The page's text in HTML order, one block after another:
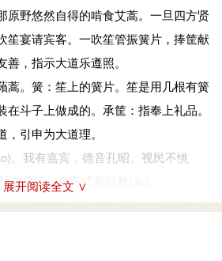
原野悠然自得的啃食艾蒿。一旦四方贤
笙宴请宾客。一吹笙管振簧片，捧筐献
，指示大道乐遵照。
蒿。簧：笙上的簧片。笙是用几根有簧
在斗子上做成的。承筐：指奉上礼品。
引申为大道理。
。我有嘉宾，德音孔昭。视民不恌
有旨酒，嘉宾式燕以敖
耀。示人榜样不轻浮，君子贤人纷纷
展开阅读全文 ∨